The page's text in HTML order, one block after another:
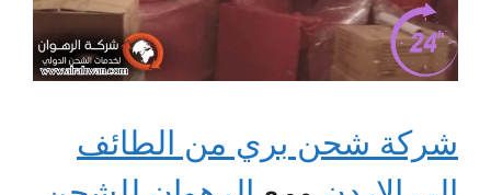
شركة شحن بري من الطائف